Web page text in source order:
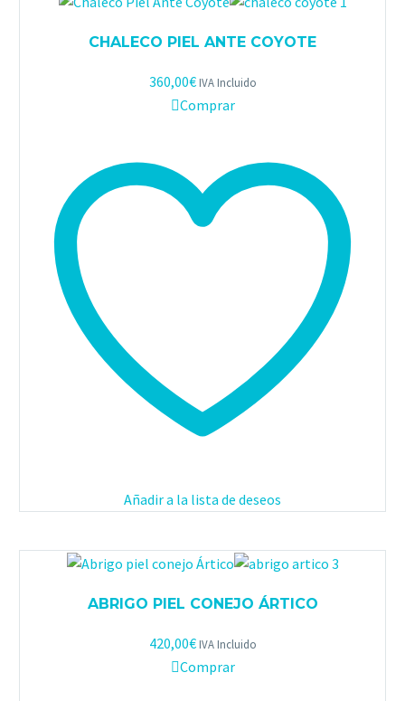
CHALECO PIEL ANTE COYOTE
360,00€ IVA Incluido
Comprar
Añadir a la lista de deseos
ABRIGO PIEL CONEJO ÁRTICO
420,00€ IVA Incluido
Comprar